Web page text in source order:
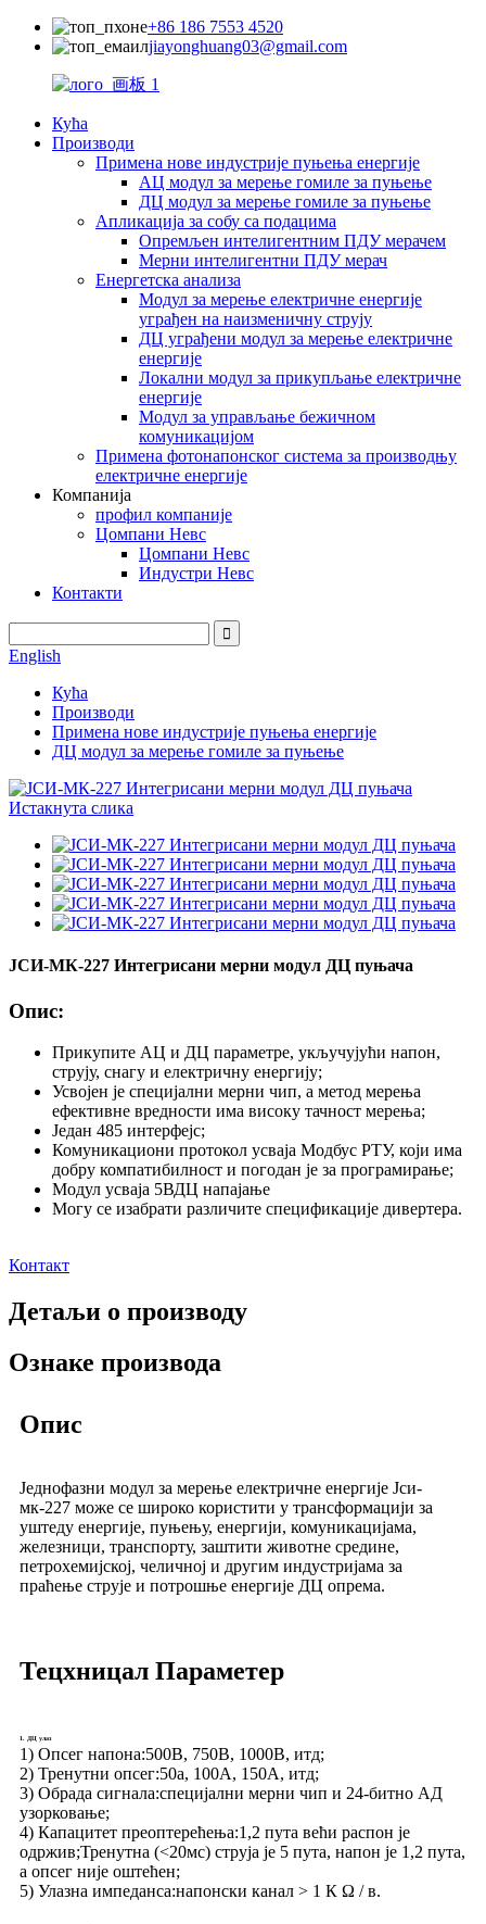
+86 186 7553 4520
jiayonghuang03@gmail.com
Кућа
Производи
Примена нове индустрије пуњења енергије
АЦ модул за мерење гомиле за пуњење
ДЦ модул за мерење гомиле за пуњење
Апликација за собу са подацима
Опремљен интелигентним ПДУ мерачем
Мерни интелигентни ПДУ мерач
Енергетска анализа
Модул за мерење електричне енергије
уграђен на наизменичну струју
ДЦ уграђени модул за мерење електричне
енергије
Локални модул за прикупљање електричне
енергије
Модул за управљање бежичном
комуникацијом
Примена фотонапонског система за производњу
електричне енергије
Компанија
профил компаније
Цомпани Невс
Цомпани Невс
Индустри Невс
Контакти
English
Кућа
Производи
Примена нове индустрије пуњења енергије
ДЦ модул за мерење гомиле за пуњење
ЈСИ-МК-227 Интегрисани мерни модул ДЦ пуњача
Опис:
Прикупите АЦ и ДЦ параметре, укључујући напон,
струју, снагу и електричну енергију;
Усвојен је специјални мерни чип, а метод мерења
ефективне вредности има високу тачност мерења;
Један 485 интерфејс;
Комуникациони протокол усваја Модбус РТУ, који има
добру компатибилност и погодан је за програмирање;
Модул усваја 5ВДЦ напајање
Могу се изабрати различите спецификације дивертера.
Контакт
Детаљи о производу
Ознаке производа
Опис
Једнофазни модул за мерење електричне енергије Јси-
мк-227 може се широко користити у трансформацији за
уштеду енергије, пуњењу, енергији, комуникацијама,
железници, транспорту, заштити животне средине,
петрохемијској, челичној и другим индустријама за
праћење струје и потрошње енергије ДЦ опрема.
Тецхницал Параметер
1. ДЦ улаз
1) Опсег напона:500В, 750В, 1000В, итд;
2) Тренутни опсег:50а, 100А, 150А, итд;
3) Обрада сигнала:специјални мерни чип и 24-битно АД
узорковање;
4) Капацитет преоптерећења:1,2 пута већи распон је
одржив;Тренутна (<20мс) струја је 5 пута, напон је 1,2 пута,
а опсег није оштећен;
5) Улазна импеданса:напонски канал > 1 К Ω / в.